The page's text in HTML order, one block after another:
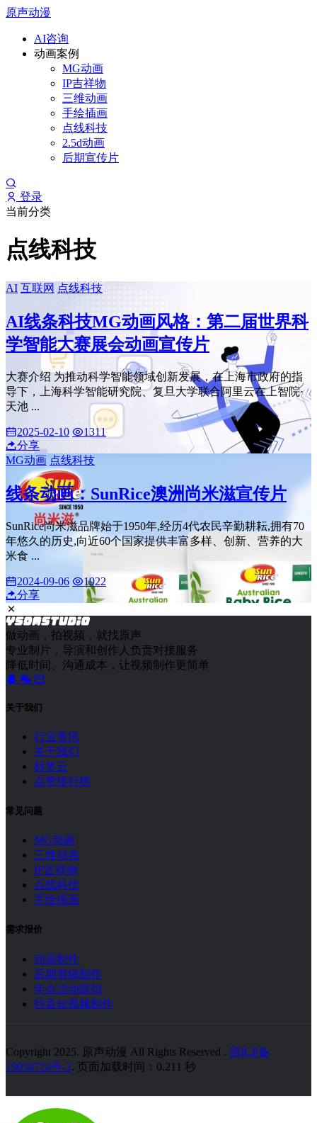
原声动漫
AI咨询
动画案例
MG动画
IP吉祥物
三维动画
手绘插画
点线科技
2.5d动画
后期宣传片
登录
当前分类
点线科技
AI 互联网 点线科技
AI线条科技MG动画风格：第二届世界科
学智能大赛展会动画宣传片
大赛介绍 为推动科学智能领域创新发展，在上海市政府的指
导下，上海科学智能研究院、复旦大学联合阿里云在上智院·
天池 ...
2025-02-10
1311
分享
MG动画 点线科技
线条动画：SunRice澳洲尚米滋宣传片
SunRice尚米滋品牌始于1950年,经历4代农民辛勤耕耘,拥有70
年悠久的历史,向近60个国家提供丰富多样、创新、营养的大
米食 ...
2024-09-06
1922
分享
做动画，拍视频，就找原声
专业制片，导演和创作人负责对接服务
降低时间、沟通成本，让视频制作更简单
关于我们
行业资讯
关于我们
标签云
点赞排行榜
常见问题
MG动画
三维动画
IP吉祥物
点线科技
手绘插画
需求报价
动画制作
后期剪辑制作
年会活动跟拍
抖音短视频制作
Copyright 2025. 原声动漫 All Rights Reserved . 浙ICP备
19034724号-2. 页面加载时间：0.211 秒